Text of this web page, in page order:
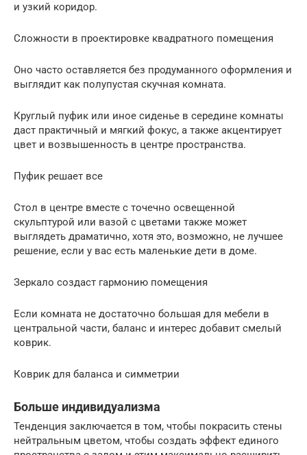
и узкий коридор.
Сложности в проектировке квадратного помещения
Оно часто оставляется без продуманного оформления и
выглядит как полупустая скучная комната.
Круглый пуфик или иное сиденье в середине комнаты
даст практичный и мягкий фокус, а также акцентирует
цвет и возвышенность в центре пространства.
Пуфик решает все
Стол в центре вместе с точечно освещенной
скульптурой или вазой с цветами также может
выглядеть драматично, хотя это, возможно, не лучшее
решение, если у вас есть маленькие дети в доме.
Зеркало создаст гармонию помещения
Если комната не достаточно большая для мебели в
центральной части, баланс и интерес добавит смелый
коврик.
Коврик для баланса и симметрии
Больше индивидуализма
Тенденция заключается в том, чтобы покрасить стены
нейтральным цветом, чтобы создать эффект единого